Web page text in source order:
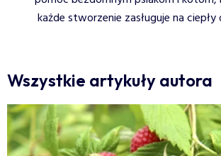
każde stworzenie zasługuje na ciepły
Wszystkie artykuły autora